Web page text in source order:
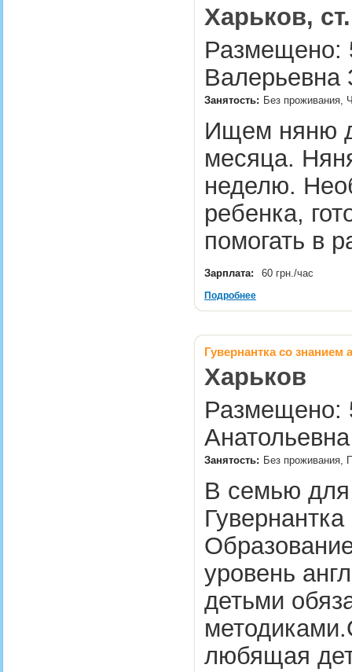
Харьков,
Размещено:
Валерьевна
Занятость: Без проживания,
Ищем няню
месяца.
неделю.
ребенка,
помогать в
Зарплата: 60 грн./час
Подробнее
Гувернантка со знанием
Харьков
Размещено:
Занятость: Без проживания,
В семью для
уровень
детьми
любящая